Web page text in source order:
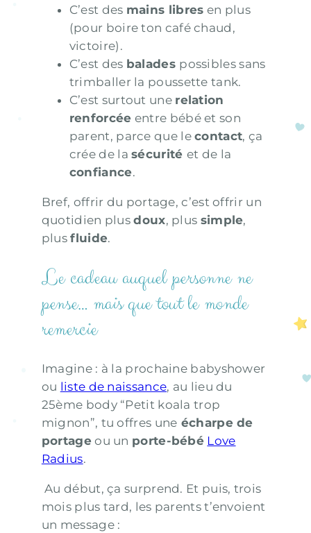
C’est des mains libres en plus
(pour boire ton café chaud,
victoire).
C’est des balades possibles sans
trimballer la poussette tank.
C’est surtout une relation
renforcée entre bébé et son
parent, parce que lecontact, ça
crée de lasécurité et de la
confiance.
Bref, offrir du portage, c’est offrir un
quotidien plusdoux, plus simple,
plusfluide.
Le cadeau auquel personne ne
pense… mais que tout le monde
remercie
Imagine : à la prochaine babyshower
ou liste de naissance, au lieu du
25ème body “Petit koala trop
mignon”, tu offres une écharpe de
portageou un porte-bébé Love
Radius.
Au début, ça surprend. Et puis, trois
mois plus tard, les parents t’envoient
un message :